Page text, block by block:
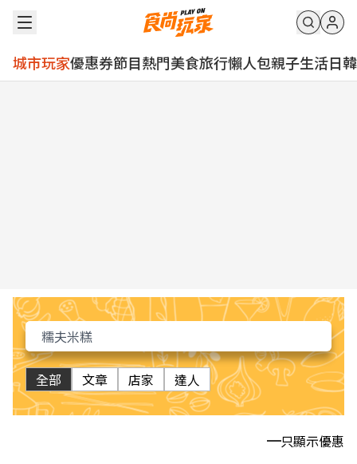
城市玩家優惠券節目熱門美食旅行懶人包親子生活日韓
全部 文章 店家 達人
只顯示優惠